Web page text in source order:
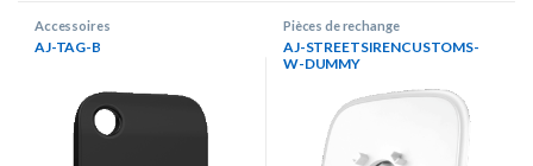
Accessoires
AJ-TAG-B
Pièces de rechange
AJ-STREETSIRENCUSTOMS-
W-DUMMY